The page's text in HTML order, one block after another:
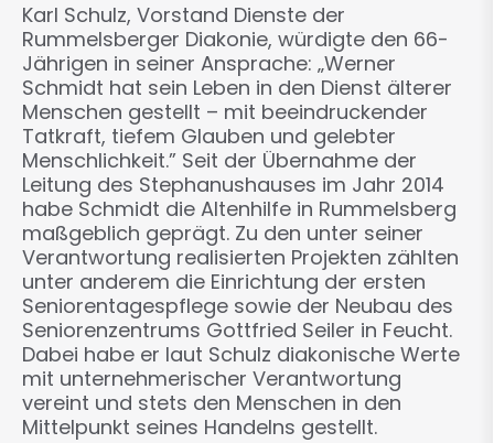
Karl Schulz, Vorstand Dienste der
Rummelsberger Diakonie, würdigte den 66-
Jährigen in seiner Ansprache: „Werner
Schmidt hat sein Leben in den Dienst älterer
Menschen gestellt – mit beeindruckender
Tatkraft, tiefem Glauben und gelebter
Menschlichkeit.” Seit der Übernahme der
Leitung des Stephanushauses im Jahr 2014
habe Schmidt die Altenhilfe in Rummelsberg
maßgeblich geprägt. Zu den unter seiner
Verantwortung realisierten Projekten zählten
unter anderem die Einrichtung der ersten
Seniorentagespflege sowie der Neubau des
Seniorenzentrums Gottfried Seiler in Feucht.
Dabei habe er laut Schulz diakonische Werte
mit unternehmerischer Verantwortung
vereint und stets den Menschen in den
Mittelpunkt seines Handelns gestellt.